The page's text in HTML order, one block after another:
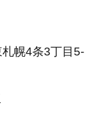
幌4条3丁目5-